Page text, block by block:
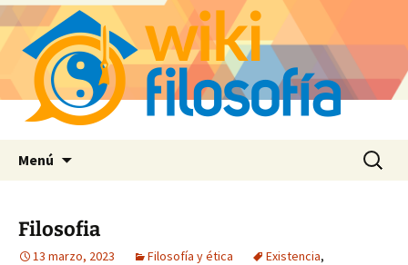
Menú Buscar:
Filosofia
13 marzo, 2023 Filosofía y ética Existencia,